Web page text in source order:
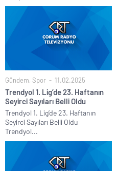
Gündem, Spor 11.02.2025
Trendyol 1. Lig’de 23. Haftanın
Seyirci Sayıları Belli Oldu
Trendyol 1. Lig’de 23. Haftanın
Seyirci Sayıları Belli Oldu
Trendyol...